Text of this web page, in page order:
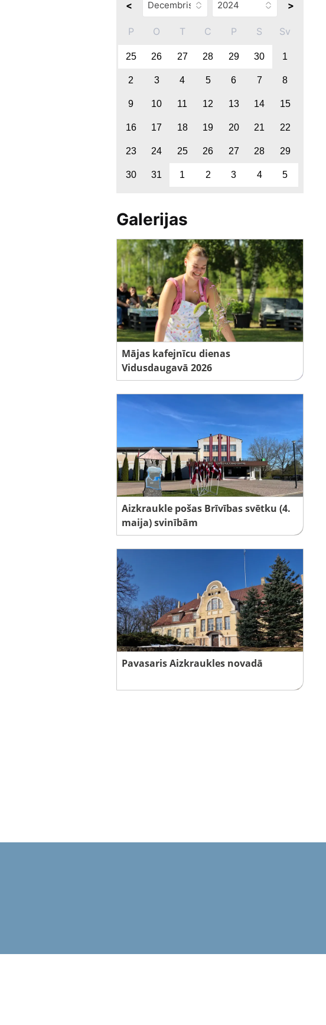
< >
P O T C P S Sv
25 26 27 28 29 30 1
2 3 4 5 6 7 8
9 10 11 12 13 14 15
16 17 18 19 20 21 22
23 24 25 26 27 28 29
30 31 1 2 3 4 5
Galerijas
Mājas kafejnīcu dienas
Vidusdaugavā 2026
Aizkraukle pošas Brīvības svētku (4.
maija) svinībām
Pavasaris Aizkraukles novadā